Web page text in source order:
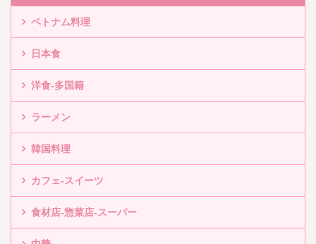
ベトナム料理
日本食
洋食-多国籍
ラーメン
韓国料理
カフェ-スイーツ
食材店-惣菜店-スーパー